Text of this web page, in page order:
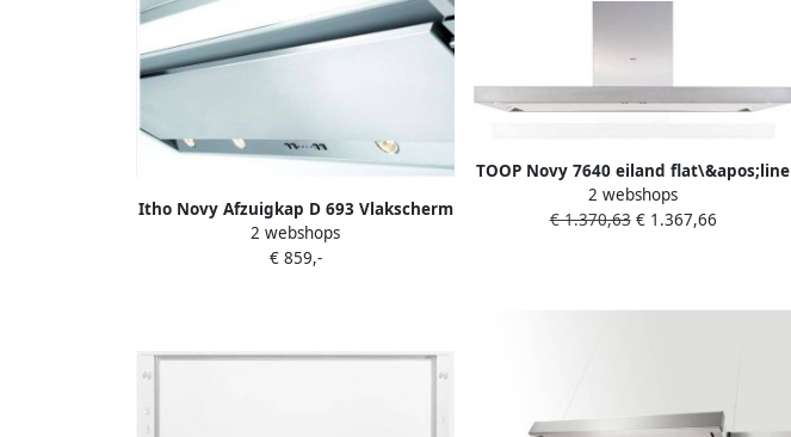
Itho Novy Afzuigkap D 693 Vlakscherm
afzuigkap
2 webshops
€ 859,-
TOOP Novy 7640 eiland flat\&apos;line
met motor 90*60 cm inox spots
2 webshops
€ 1.370,63€ 1.367,66